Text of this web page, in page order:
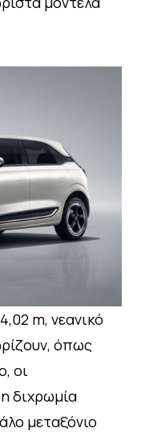
m, νεανικό
όπως
οι
διχρωμία
μεταξόνιο